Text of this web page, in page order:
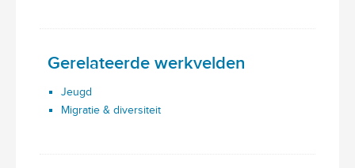
Gerelateerde werkvelden
Jeugd
Migratie & diversiteit